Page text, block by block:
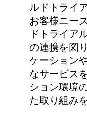
ルドトライ
お客様ニー
ドトライア
の連携を図
ケーション
なサービス
ション環境
た取り組み